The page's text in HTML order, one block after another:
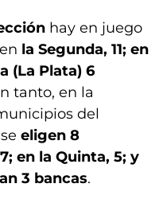
hay en juego
la Segunda, 11; en
(La Plata) 6
tanto, en la
del
eligen 8
en la Quinta, 5; y
3 bancas.